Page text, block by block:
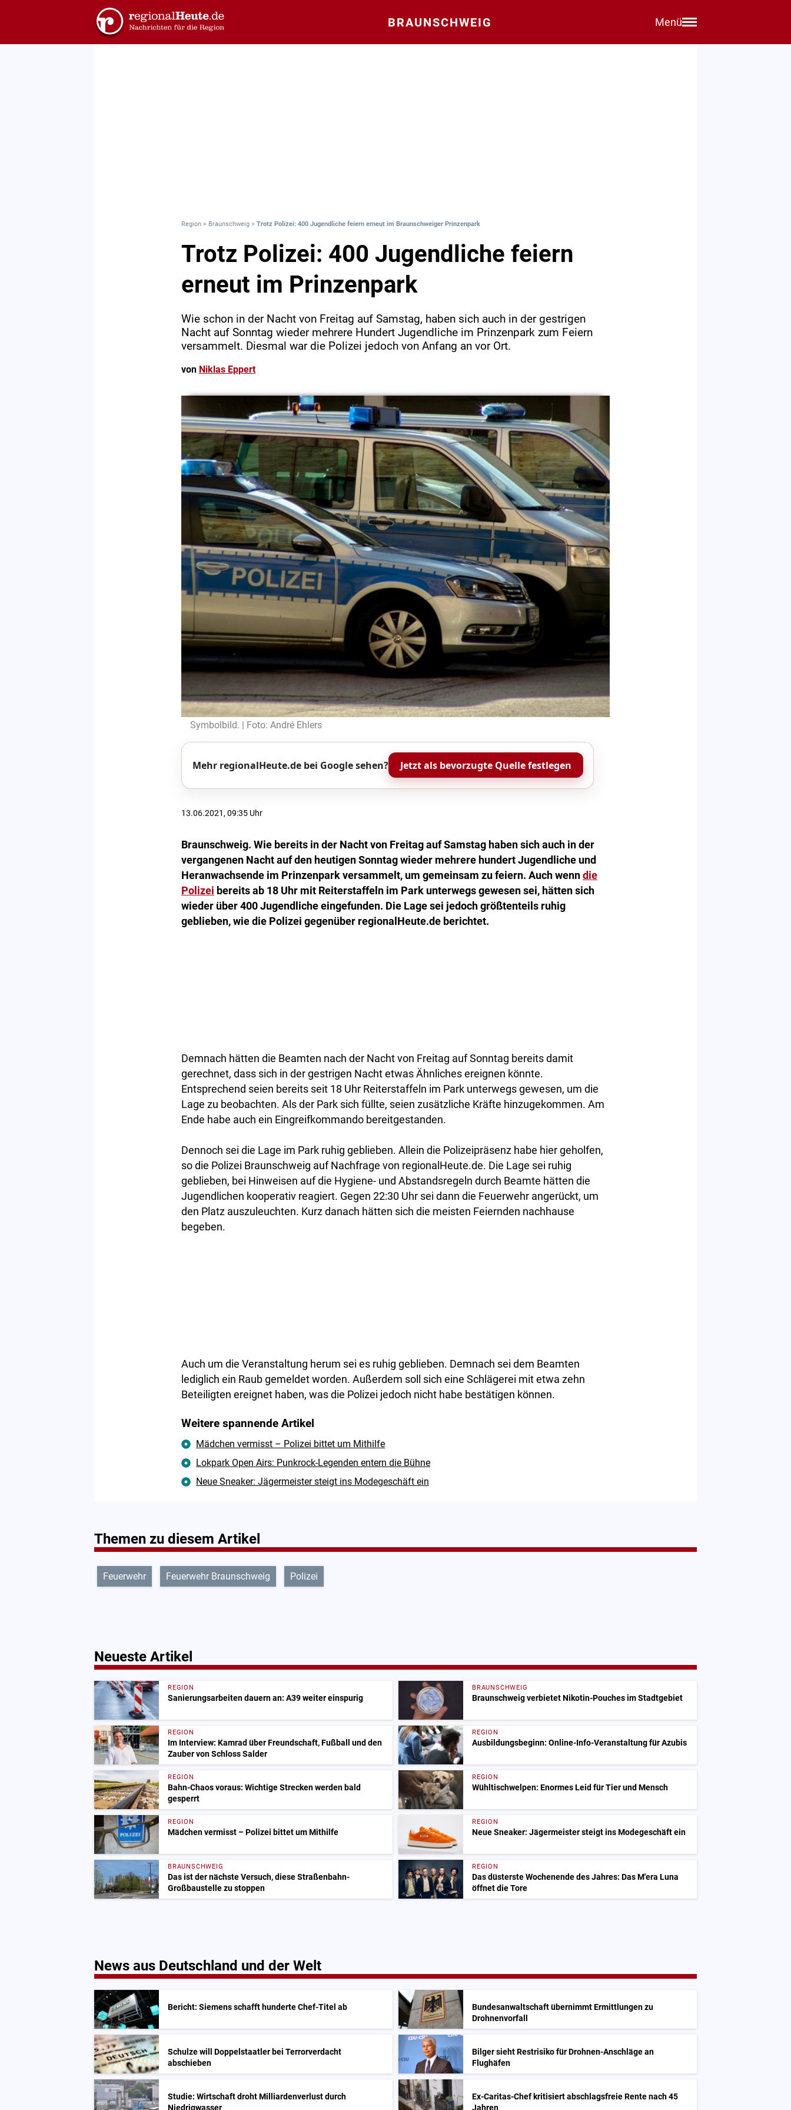
BRAUNSCHWEIG Menü
Region > Braunschweig > Trotz Polizei: 400 Jugendliche feiern erneut im Braunschweiger Prinzenpark
Trotz Polizei: 400 Jugendliche feiern
erneut im Prinzenpark
Wie schon in der Nacht von Freitag auf Samstag, haben sich auch in der gestrigen
Nacht auf Sonntag wieder mehrere Hundert Jugendliche im Prinzenpark zum Feiern
versammelt. Diesmal war die Polizei jedoch von Anfang an vor Ort.
von Niklas Eppert
Symbolbild. | Foto: André Ehlers
Mehr regionalHeute.de bei Google sehen? Jetzt als bevorzugte Quelle festlegen
13.06.2021, 09:35 Uhr
Braunschweig. Wie bereits in der Nacht von Freitag auf Samstag haben sich auch in der
vergangenen Nacht auf den heutigen Sonntag wieder mehrere hundert Jugendliche und
Heranwachsende im Prinzenpark versammelt, um gemeinsam zu feiern. Auch wenn die
Polizei bereits ab 18 Uhr mit Reiterstaffeln im Park unterwegs gewesen sei, hätten sich
wieder über 400 Jugendliche eingefunden. Die Lage sei jedoch größtenteils ruhig
geblieben, wie die Polizei gegenüber regionalHeute.de berichtet.
Demnach hätten die Beamten nach der Nacht von Freitag auf Sonntag bereits damit
gerechnet, dass sich in der gestrigen Nacht etwas Ähnliches ereignen könnte.
Entsprechend seien bereits seit 18 Uhr Reiterstaffeln im Park unterwegs gewesen, um die
Lage zu beobachten. Als der Park sich füllte, seien zusätzliche Kräfte hinzugekommen. Am
Ende habe auch ein Eingreifkommando bereitgestanden.
Dennoch sei die Lage im Park ruhig geblieben. Allein die Polizeipräsenz habe hier geholfen,
so die Polizei Braunschweig auf Nachfrage von regionalHeute.de. Die Lage sei ruhig
geblieben, bei Hinweisen auf die Hygiene- und Abstandsregeln durch Beamte hätten die
Jugendlichen kooperativ reagiert. Gegen 22:30 Uhr sei dann die Feuerwehr angerückt, um
den Platz auszuleuchten. Kurz danach hätten sich die meisten Feiernden nachhause
begeben.
Auch um die Veranstaltung herum sei es ruhig geblieben. Demnach sei dem Beamten
lediglich ein Raub gemeldet worden. Außerdem soll sich eine Schlägerei mit etwa zehn
Beteiligten ereignet haben, was die Polizei jedoch nicht habe bestätigen können.
Weitere spannende Artikel
Mädchen vermisst – Polizei bittet um Mithilfe
Lokpark Open Airs: Punkrock-Legenden entern die Bühne
Neue Sneaker: Jägermeister steigt ins Modegeschäft ein
Themen zu diesem Artikel
Feuerwehr Feuerwehr Braunschweig Polizei
Neueste Artikel
REGION
Sanierungsarbeiten dauern an: A39 weiter einspurig
BRAUNSCHWEIG
Braunschweig verbietet Nikotin-Pouches im Stadtgebiet
REGION
Im Interview: Kamrad über Freundschaft, Fußball und den
Zauber von Schloss Salder
REGION
Ausbildungsbeginn: Online-Info-Veranstaltung für Azubis
REGION
Bahn-Chaos voraus: Wichtige Strecken werden bald
gesperrt
REGION
Wühltischwelpen: Enormes Leid für Tier und Mensch
REGION
Mädchen vermisst – Polizei bittet um Mithilfe
REGION
Neue Sneaker: Jägermeister steigt ins Modegeschäft ein
BRAUNSCHWEIG
Das ist der nächste Versuch, diese Straßenbahn-
Großbaustelle zu stoppen
REGION
Das düsterste Wochenende des Jahres: Das M'era Luna
öffnet die Tore
News aus Deutschland und der Welt
Bericht: Siemens schafft hunderte Chef-Titel ab
Bundesanwaltschaft übernimmt Ermittlungen zu
Drohnenvorfall
Schulze will Doppelstaatler bei Terrorverdacht
abschieben
Bilger sieht Restrisiko für Drohnen-Anschläge an
Flughäfen
Studie: Wirtschaft droht Milliardenverlust durch
Ex-Caritas-Chef kritisiert abschlagsfreie Rente nach 45